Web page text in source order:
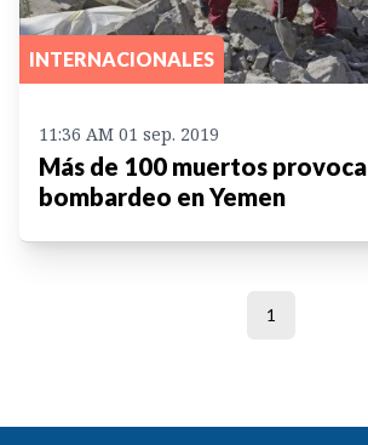
INTERNACIONALES
11:36 AM 01 sep. 2019
Más de 100 muertos provoca
bombardeo en Yemen
1